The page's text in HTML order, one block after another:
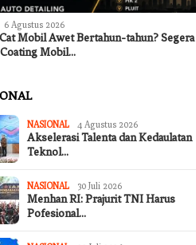
6 Agustus 2026
Mobil Awet Bertahun-tahun? Segera
Mobil…
NASIONAL 4 Agustus 2026
Akselerasi Talenta dan Kedaulatan
Teknol…
NASIONAL 30 Juli 2026
Menhan RI: Prajurit TNI Harus
Pofesional…